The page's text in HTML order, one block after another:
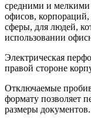
средними и мелкими
офисов,
сферы, для людей,
использовании
Электрическая
правой стороне
Отключаемые
формату позволяет
размеры документов.